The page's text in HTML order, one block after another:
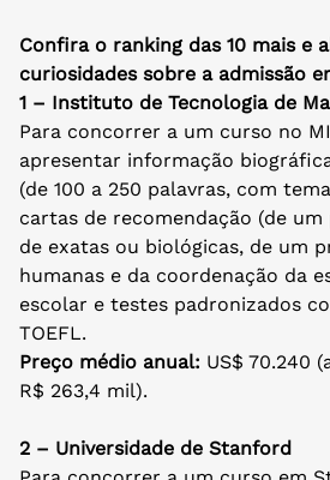
Confira o ranking das 10 mais e
curiosidades sobre a admissão
1 – Instituto de Tecnologia de
Para concorrer a um curso no
apresentar informação
(de 100 a 250 palavras, com
cartas de recomendação (de
de exatas ou biológicas, de um
humanas e da coordenação da
escolar e testes padronizados
TOEFL.
Preço médio anual: US$ 70.240
R$ 263,4 mil).
2 – Universidade de Stanford